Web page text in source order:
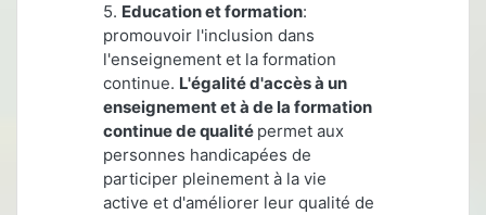
5. Education et formation:
promouvoir l'inclusion dans
l'enseignement et la formation
continue. L'égalité d'accès à un
enseignement et à de la formation
continue de qualité permet aux
personnes handicapées de
participer pleinement à la vie
active et d'améliorer leur qualité de